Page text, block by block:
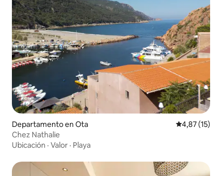
Departamento en Ota Calificación
4,87 (15)
Chez Nathalie
Ubicación · Valor · Playa